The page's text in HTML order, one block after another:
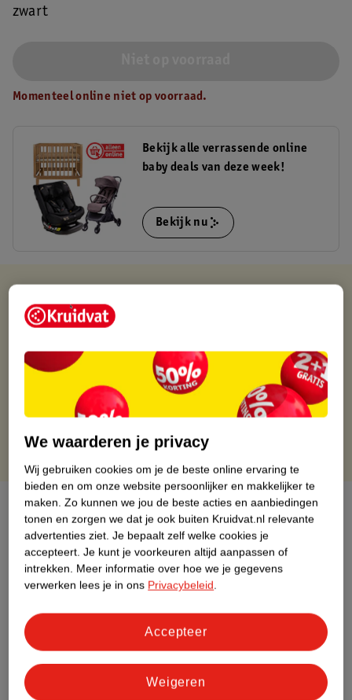
zwart
Momenteel online niet op voorraad.
Bekijk alle verrassende online
baby deals van deze week!
Bekijk nu
Van Asten Babysuperstore
Gratis thuisbezorgd
Gratis retourneren via verkooppartner.
Gratis punten met je Kruidvat kaart
Over dit product
Productinformatie
Nature Impact Score
Dit product heeft (nog) geen Nature
Impact Score.
We waarderen je privacy
Wij gebruiken cookies om je de beste online ervaring te
bieden en om onze website persoonlijker en makkelijker te
maken. Zo kunnen we jou de beste acties en aanbiedingen
tonen en zorgen we dat je ook buiten Kruidvat.nl relevante
advertenties ziet. Je bepaalt zelf welke cookies je
accepteert. Je kunt je voorkeuren altijd aanpassen of
intrekken. Meer informatie over hoe we je gegevens
verwerken lees je in ons Privacybeleid.
Weigeren
Accepteer